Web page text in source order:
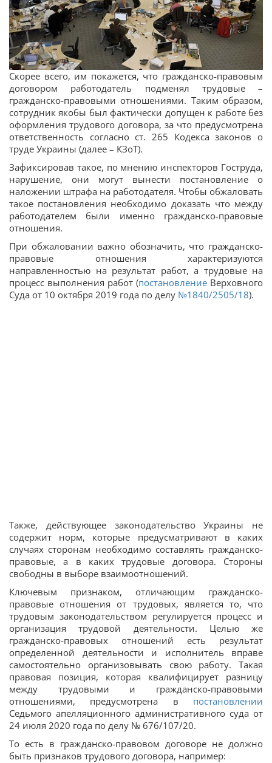
Скорее всего, им покажется, что гражданско-правовым
договором работодатель подменял трудовые –
гражданско-правовыми отношениями. Таким образом,
сотрудник якобы был фактически допущен к работе без
оформления трудового договора, за что предусмотрена
ответственность согласно ст. 265 Кодекса законов о
труде Украины (далее – КЗоТ).
Зафиксировав такое, по мнению инспекторов Гоструда,
нарушение, они могут вынести постановление о
наложении штрафа на работодателя. Чтобы обжаловать
такое постановления необходимо доказать что между
работодателем были именно гражданско-правовые
отношения.
При обжаловании важно обозначить, что гражданско-
правовые отношения характеризуются
направленностью на результат работ, а трудовые на
процесс выполнения работ (постановление Верховного
Суда от 10 октября 2019 года по делу №1840/2505/18).
Также, действующее законодательство Украины не
содержит норм, которые предусматривают в каких
случаях сторонам необходимо составлять гражданско-
правовые, а в каких трудовые договора. Стороны
свободны в выборе взаимоотношений.
Ключевым признаком, отличающим гражданско-
правовые отношения от трудовых, является то, что
трудовым законодательством регулируется процесс и
организация трудовой деятельности. Целью же
гражданско-правовых отношений есть результат
определенной деятельности и исполнитель вправе
самостоятельно организовывать свою работу. Такая
правовая позиция, которая квалифицирует разницу
между трудовыми и гражданско-правовыми
отношениями, предусмотрена в постановлении
Седьмого апелляционного административного суда от
24 июля 2020 года по делу № 676/107/20.
То есть в гражданско-правовом договоре не должно
быть признаков трудового договора, например: